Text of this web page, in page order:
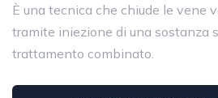
È una tecnica che chiude le vene
tramite iniezione di una sostanza
trattamento combinato.